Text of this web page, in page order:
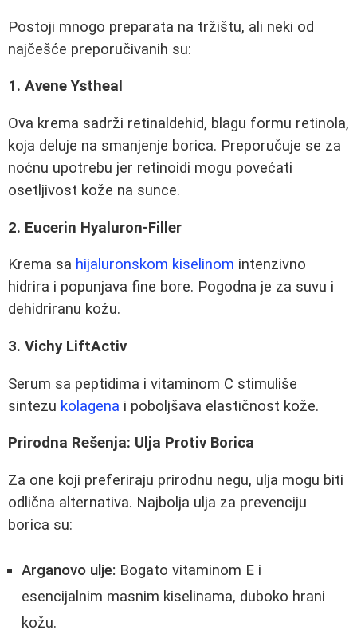
Postoji mnogo preparata na tržištu, ali neki od
najčešće preporučivanih su:
1. Avene Ystheal
Ova krema sadrži retinaldehid, blagu formu retinola,
koja deluje na smanjenje borica. Preporučuje se za
noćnu upotrebu jer retinoidi mogu povećati
osetljivost kože na sunce.
2. Eucerin Hyaluron-Filler
Krema sa hijaluronskom kiselinom intenzivno
hidrira i popunjava fine bore. Pogodna je za suvu i
dehidriranu kožu.
3. Vichy LiftActiv
Serum sa peptidima i vitaminom C stimuliše
sintezu kolagena i poboljšava elastičnost kože.
Prirodna Rešenja: Ulja Protiv Borica
Za one koji preferiraju prirodnu negu, ulja mogu biti
odlična alternativa. Najbolja ulja za prevenciju
borica su:
Arganovo ulje: Bogato vitaminom E i
esencijalnim masnim kiselinama, duboko hrani
kožu.